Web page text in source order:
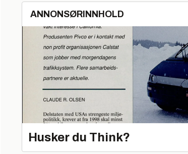
ANNONSØRINNHOLD
Husker du Think?